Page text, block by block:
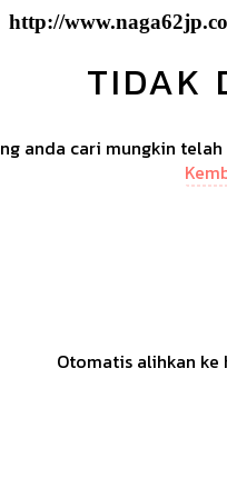
http://
TIDAK
anda cari mungkin
Otomatis alihkan